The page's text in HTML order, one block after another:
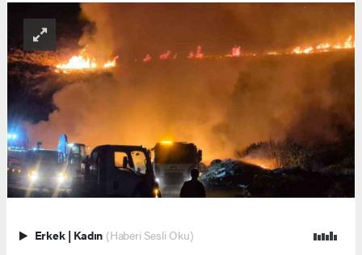
Erkek | Kadın (Haberi Sesli Oku)